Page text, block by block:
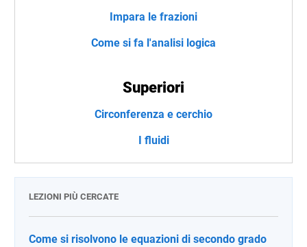
Impara le frazioni
Come si fa l'analisi logica
Superiori
Circonferenza e cerchio
I fluidi
LEZIONI PIÙ CERCATE
Come si risolvono le equazioni di secondo grado